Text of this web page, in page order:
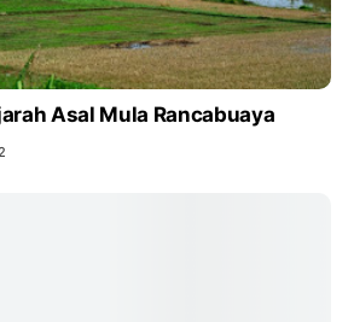
Asal Mula Rancabuaya